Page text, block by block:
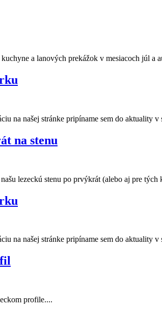
a lanových prekážok v mesiacoch júl a
na našej stránke pripíname sem do aktuality
na stenu
lezeckú stenu po prvýkrát (alebo aj pre tých
na našej stránke pripíname sem do aktuality
profile....